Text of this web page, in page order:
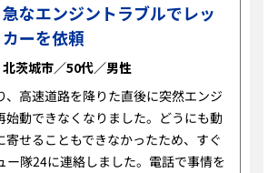
急なエンジントラブルでレッ
カーを依頼
北茨城市／50代／男性
、高速道路を降りた直後に突然エンジ
始動できなくなりました。どうにも動
寄せることもできなかったため、すぐ
ー隊24に連絡しました。電話で事情を